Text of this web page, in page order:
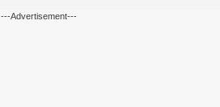
---Advertisement---